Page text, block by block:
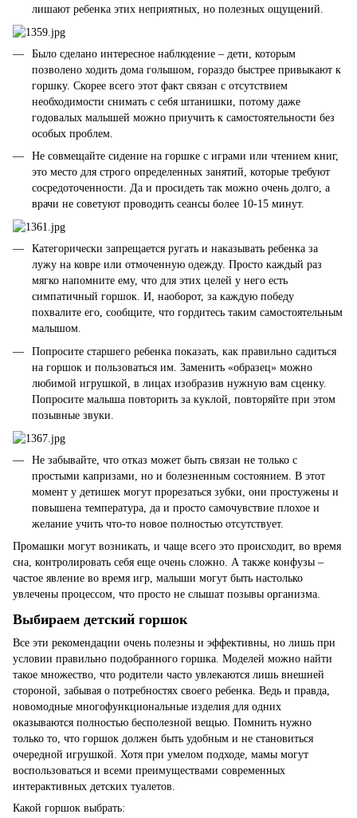
лишают ребенка этих неприятных, но полезных ощущений.
Было сделано интересное наблюдение – дети, которым
позволено ходить дома голышом, гораздо быстрее привыкают к
горшку. Скорее всего этот факт связан с отсутствием
необходимости снимать с себя штанишки, потому даже
годовалых малышей можно приучить к самостоятельности без
особых проблем.
Не совмещайте сидение на горшке с играми или чтением книг,
это место для строго определенных занятий, которые требуют
сосредоточенности. Да и просидеть так можно очень долго, а
врачи не советуют проводить сеансы более 10-15 минут.
Категорически запрещается ругать и наказывать ребенка за
лужу на ковре или отмоченную одежду. Просто каждый раз
мягко напомните ему, что для этих целей у него есть
симпатичный горшок. И, наоборот, за каждую победу
похвалите его, сообщите, что гордитесь таким самостоятельным
малышом.
Попросите старшего ребенка показать, как правильно садиться
на горшок и пользоваться им. Заменить «образец» можно
любимой игрушкой, в лицах изобразив нужную вам сценку.
Попросите малыша повторить за куклой, повторяйте при этом
позывные звуки.
Не забывайте, что отказ может быть связан не только с
простыми капризами, но и болезненным состоянием. В этот
момент у детишек могут прорезаться зубки, они простужены и
повышена температура, да и просто самочувствие плохое и
желание учить что-то новое полностью отсутствует.
Промашки могут возникать, и чаще всего это происходит, во время
сна, контролировать себя еще очень сложно. А также конфузы –
частое явление во время игр, малыши могут быть настолько
увлечены процессом, что просто не слышат позывы организма.
Выбираем детский горшок
Все эти рекомендации очень полезны и эффективны, но лишь при
условии правильно подобранного горшка. Моделей можно найти
такое множество, что родители часто увлекаются лишь внешней
стороной, забывая о потребностях своего ребенка. Ведь и правда,
новомодные многофункциональные изделия для одних
оказываются полностью бесполезной вещью. Помнить нужно
только то, что горшок должен быть удобным и не становиться
очередной игрушкой. Хотя при умелом подходе, мамы могут
воспользоваться и всеми преимуществами современных
интерактивных детских туалетов.
Какой горшок выбрать: